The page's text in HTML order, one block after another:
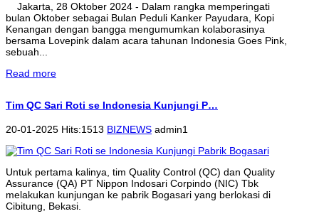
Jakarta, 28 Oktober 2024 - Dalam rangka memperingati
bulan Oktober sebagai Bulan Peduli Kanker Payudara, Kopi
Kenangan dengan bangga mengumumkan kolaborasinya
bersama Lovepink dalam acara tahunan Indonesia Goes Pink,
sebuah...
Read more
Tim QC Sari Roti se Indonesia Kunjungi P…
20-01-2025 Hits:1513 BIZNEWS admin1
Untuk pertama kalinya, tim Quality Control (QC) dan Quality
Assurance (QA) PT Nippon Indosari Corpindo (NIC) Tbk
melakukan kunjungan ke pabrik Bogasari yang berlokasi di
Cibitung, Bekasi.